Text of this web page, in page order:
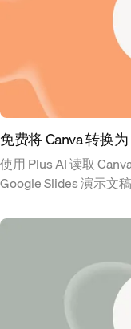
免费将 Canva 转换
使用 Plus AI 读取
Google Slides 演示文稿